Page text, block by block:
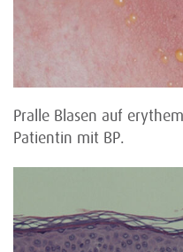
Pralle Blasen auf
Patientin mit BP.